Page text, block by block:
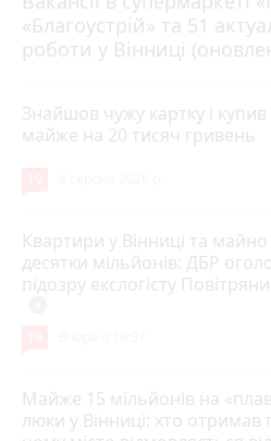
«Благоустрій» та 51
роботи у Вінниці
Знайшов чужу картку і купив
майже на 20 тисяч гривень
Квартири у Вінниці та майно
десятки мільйонів: ДБР
підозру екслогісту
Майже 15 мільйонів на
люки у Вінниці: хто отримав